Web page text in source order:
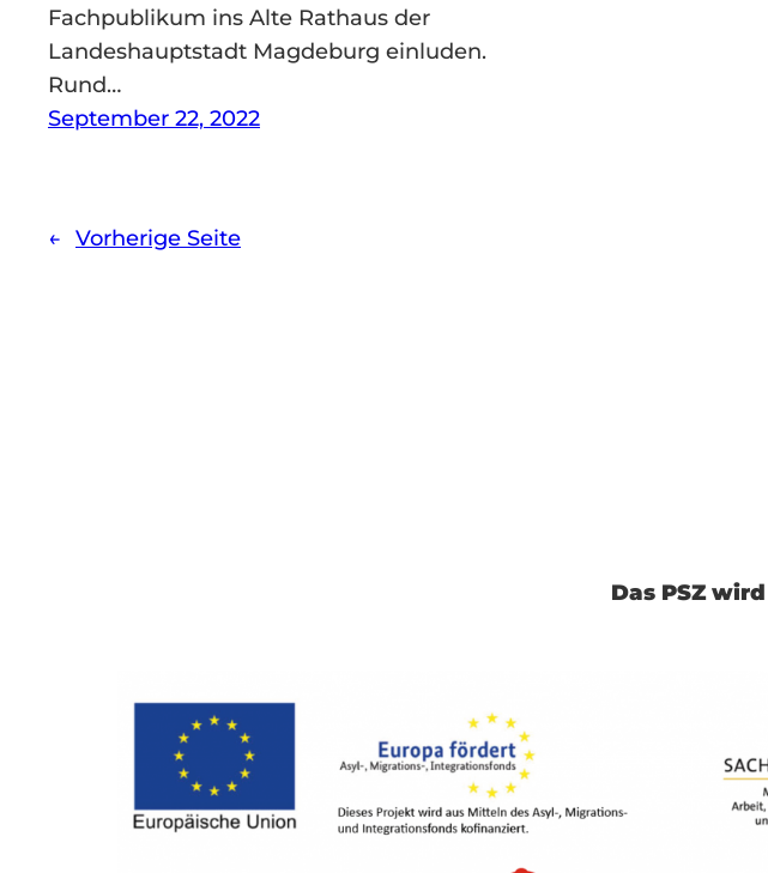
Fachpublikum ins Alte Rathaus der
Landeshauptstadt Magdeburg einluden.
Rund…
September 22, 2022
← Vorherige Seite
Das PSZ